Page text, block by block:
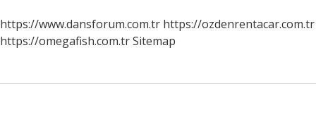
https://www.dansforum.com.tr https://ozdenrentacar.com.tr
https://omegafish.com.trSitemap